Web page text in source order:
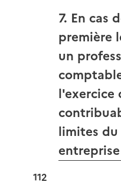
7. En cas
première
un
l'exercice
limites du
entreprise
112